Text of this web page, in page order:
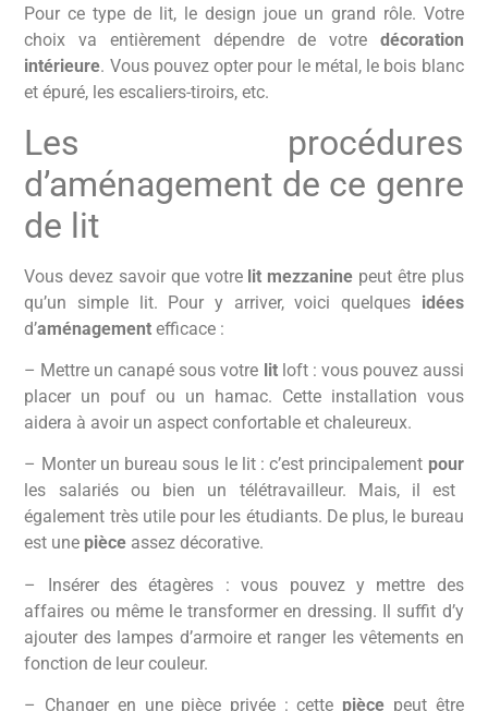
Pour ce type de lit, le design joue un grand rôle. Votre
choix va entièrement dépendre de votre décoration
intérieure. Vous pouvez opter pour le métal, le bois blanc
et épuré, les escaliers-tiroirs, etc.
Les procédures
d’aménagement de ce genre
de lit
Vous devez savoir que votre lit mezzanine peut être plus
qu’un simple lit. Pour y arriver, voici quelques idées
d’aménagement efficace :
– Mettre un canapé sous votre litloft : vous pouvez aussi
placer un pouf ou un hamac. Cette installation vous
aidera à avoir un aspect confortable et chaleureux.
– Monter un bureau sous le lit : c’est principalement pour
les salariés ou bien un télétravailleur. Mais, il est
également très utile pour les étudiants. De plus, le bureau
est une pièce assez décorative.
– Insérer des étagères : vous pouvez y mettre des
affaires ou même le transformer en dressing. Il suffit d’y
ajouter des lampes d’armoire et ranger les vêtements en
fonction de leur couleur.
– Changer en une pièce privée : cette pièce peut être